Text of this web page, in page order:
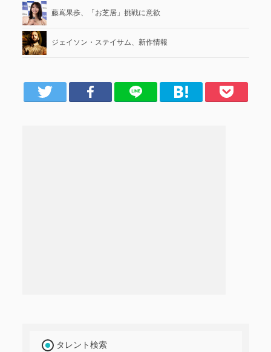
藤嶌果歩、「お芝居」挑戦に意欲
ジェイソン・ステイサム、新作情報
Facebook LINE はてブ Pocket
タレント検索